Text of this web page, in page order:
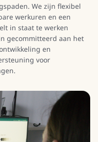
We zijn flexibel
werkuren en een
in staat te werken
gecommitteerd aan het
en
voor